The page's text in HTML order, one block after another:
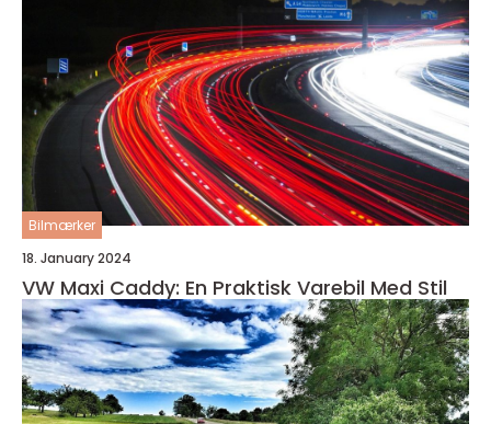
Bilmærker
18. January 2024
VW Maxi Caddy: En Praktisk Varebil Med Stil